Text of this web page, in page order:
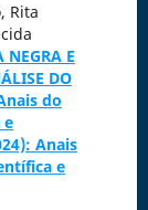
Rita
NEGRA E
DO
do
e
Anais
e